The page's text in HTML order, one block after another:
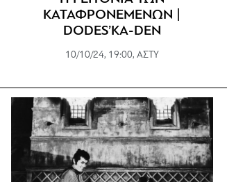
ΚΑΤΑΦΡΟΝΕΜΕΝΩΝ |
DODES’KA-DEN
10/10/24, 19:00, ΑΣΤΥ